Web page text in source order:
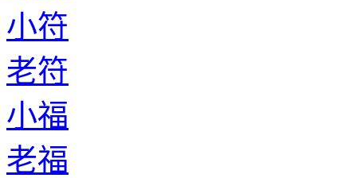
小符
老符
小福
老福